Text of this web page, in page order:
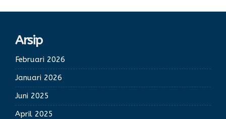
Arsip
Februari 2026
Januari 2026
Juni 2025
April 2025